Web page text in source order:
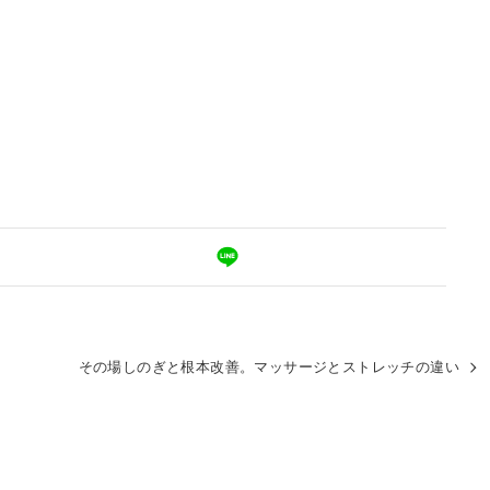
その場しのぎと根本改善。マッサージとストレッチの違い